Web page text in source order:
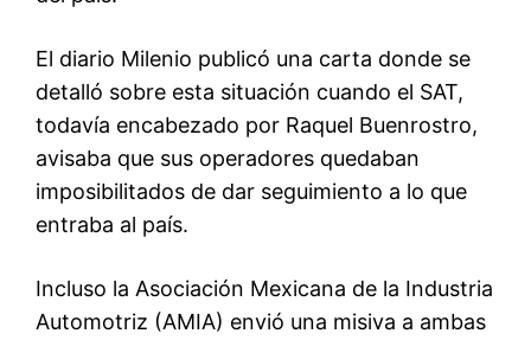
El diario Milenio publicó una carta donde se
detalló sobre esta situación cuando el SAT,
todavía encabezado por Raquel Buenrostro,
avisaba que sus operadores quedaban
imposibilitados de dar seguimiento a lo que
entraba al país.
Incluso la Asociación Mexicana de la Industria
Automotriz (AMIA) envió una misiva a ambas